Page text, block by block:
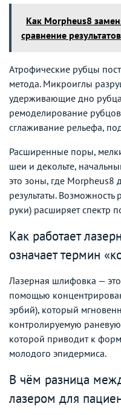
Как Morpheus8
сравнение
Атрофические рубцы
метода. Микроиглы
удерживающие дно
ремоделирование
сглаживание рельефа,
Расширенные поры,
шеи и декольте,
это зоны, где Morpheus8
результаты.
руки) расширяет спектр
Как работает
означает термин
Лазерная шлифовка —
помощью
эрбий), который
контролируемую
которой приводит к
молодого эпидермиса.
В чём разница
лазером для